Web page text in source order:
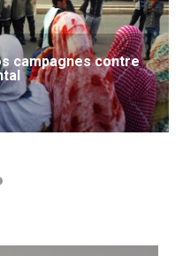
campagnes contre